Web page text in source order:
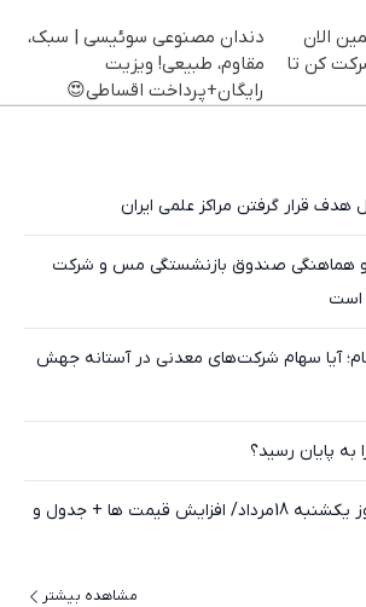
الان
کن تا
دندان مصنوعی سوئیسی | سبک،
مقاوم، طبیعی! ویزیت
رایگان+پرداخت اقساطی😍
هدف قرار گرفتن مراکز علمی ایران
و هماهنگی صندوق بازنشستگی مس و شرکت
خام؛ آیا سهام شرکت‌های معدنی در آستانه جهش
به پایان رسید؟
قیمت طلا و سکه امروز یکشنبه 18مرداد/ افزایش قیمت ها + جدول و
مشاهده بیشتر